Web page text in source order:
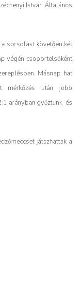
István Általános
sorsolást követően két
végén csoportelsőként
Másnap hat
mérkőzés után jobb
arányban győztünk, és
játszhattak a